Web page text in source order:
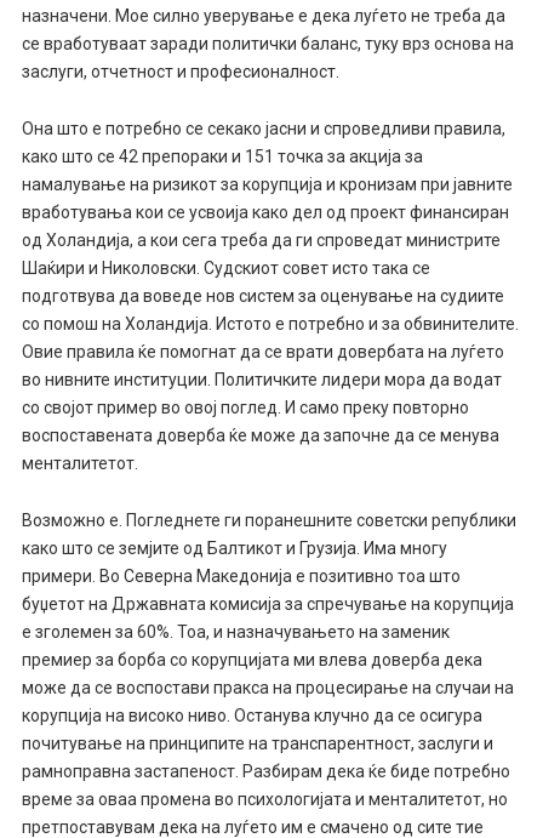
назначени. Мое силно уверување е дека луѓето не треба да
се вработуваат заради политички баланс, туку врз основа на
заслуги, отчетност и професионалност.
Она што е потребно се секако јасни и спроведливи правила,
како што се 42 препораки и 151 точка за акција за
намалување на ризикот за корупција и кронизам при јавните
вработувања кои се усвоија како дел од проект финансиран
од Холандија, а кои сега треба да ги спроведат министрите
Шаќири и Николовски. Судскиот совет исто така се
подготвува да воведе нов систем за оценување на судиите
со помош на Холандија. Истото е потребно и за обвинителите.
Овие правила ќе помогнат да се врати довербата на луѓето
во нивните институции. Политичките лидери мора да водат
со својот пример во овој поглед. И само преку повторно
воспоставената доверба ќе може да започне да се менува
менталитетот.
Возможно е. Погледнете ги поранешните советски републики
како што се земјите од Балтикот и Грузија. Има многу
примери. Во Северна Македонија е позитивно тоа што
буџетот на Државната комисија за спречување на корупција
е зголемен за 60%. Тоа, и назначувањето на заменик
премиер за борба со корупцијата ми влева доверба дека
може да се воспостави пракса на процесирање на случаи на
корупција на високо ниво. Останува клучно да се осигура
почитување на принципите на транспарентност, заслуги и
рамноправна застапеност. Разбирам дека ќе биде потребно
време за оваа промена во психологијата и менталитетот, но
претпоставувам дека на луѓето им е смачено од сите тие